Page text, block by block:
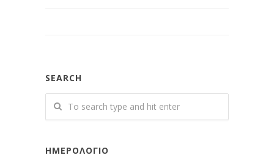
SEARCH
ΗΜΕΡΟΛΌΓΙΟ